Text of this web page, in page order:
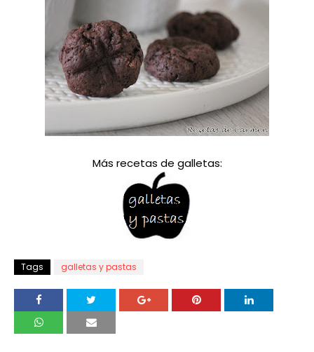
Más recetas de galletas:
Tags galletas y pastas